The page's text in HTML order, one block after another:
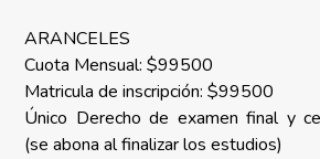
ARANCELES
Cuota Mensual: $99500
Matricula de inscripción: $99500
Único Derecho de examen final y
(se abona al finalizar los estudios)